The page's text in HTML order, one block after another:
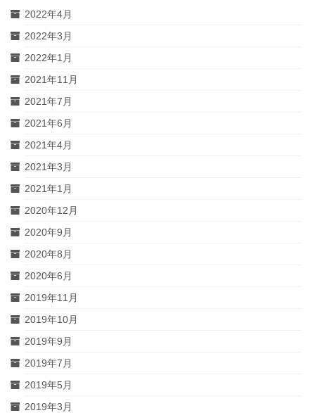
2022年4月
2022年3月
2022年1月
2021年11月
2021年7月
2021年6月
2021年4月
2021年3月
2021年1月
2020年12月
2020年9月
2020年8月
2020年6月
2019年11月
2019年10月
2019年9月
2019年7月
2019年5月
2019年3月